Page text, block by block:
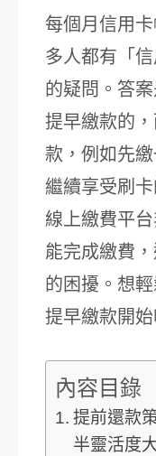
每個月信用
多人都有「
的疑問。答
提早繳款的
款，例如先
繼續享受刷
線上繳費平
能完成繳費
的困擾。想
提早繳款開始
內容目錄
提前還款
半靈活度